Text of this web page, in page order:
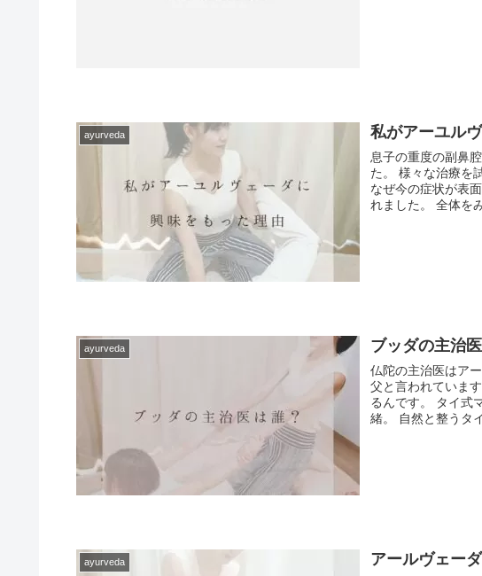
ayurveda 私がアーユル
息子の重度の副鼻
た。 様々な治療を
なぜ今の症状が表
れました。 全体を
ayurveda ブッダの主治
仏陀の主治医はア
父と言われていま
るんです。 タイ式
緒。 自然と整うタ
ayurveda アールヴェー